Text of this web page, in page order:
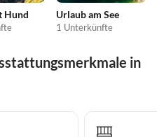
Hund Urlaub am See
1 Unterkünfte
in